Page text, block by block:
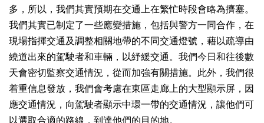
多，所以，我們其實預期在交通上在繁忙時段會略為擠塞。
我們其實已制定了一些應變措施，包括與警方一同合作，在
現場指揮交通及調整相關地帶的不同交通燈號，藉以疏導由
繞道出來的駕駛者和車輛，以紓緩交通。我們今日和往後數
天會密切監察交通情況，從而加強有關措施。此外，我們很
着重信息發放，我們會考慮在東區走廊上的大型顯示屏，因
應交通情況，向駕駛者顯示中環一帶的交通情況，讓他們可
以選取合適的路線，到達他們的目的地。